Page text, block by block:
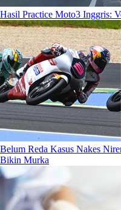
Hasil Practice Moto3 Inggris:
Belum Reda Kasus Nakes
Bikin Murka